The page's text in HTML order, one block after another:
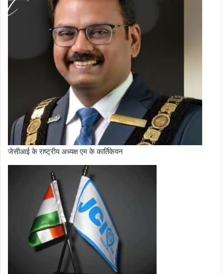
जेसीआई के राष्ट्रीय अध्यक्ष एम के कार्तिकेयन